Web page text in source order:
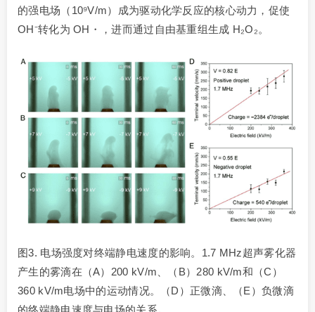
的强电场（10⁹V/m）成为驱动化学反应的核心动力，促使
OH⁻转化为 OH・，进而通过自由基重组生成 H₂O₂。
图3. 电场强度对终端静电速度的影响。1.7 MHz超声雾化器
产生的雾滴在（A）200 kV/m、（B）280 kV/m和（C）
360 kV/m电场中的运动情况。（D）正微滴、（E）负微滴
的终端静电速度与电场的关系。